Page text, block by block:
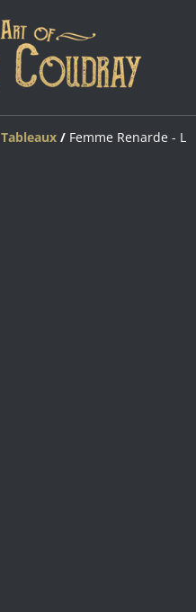
Tableaux / Femme Renarde - L